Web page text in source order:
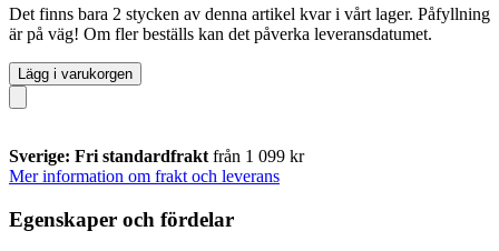
Det finns bara 2 stycken av denna artikel kvar i vårt lager. Påfyllning
är på väg! Om fler beställs kan det påverka leveransdatumet.
Lägg i varukorgen
Sverige: Fri standardfrakt från 1 099 kr
Mer information om frakt och leverans
Egenskaper och fördelar